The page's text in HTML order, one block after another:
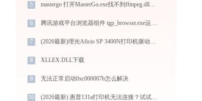
5 mastergo 打开MasterGo.exe找不到ffmpeg.dll怎么办
6 腾讯游戏平台浏览器组件 tgp_browser.exe运行错误提示0xc000007b的解决办法
7 (2026最新)理光Aficio SP 3400N打印机驱动下载安装全程指导，轻松解决打印问题
8 XLLEX.DLL下载
9 无法正常启动0xc000007b怎么解决
10 (2026最新) 惠普131a打印机无法连接？试试这个方法！-金山毒霸